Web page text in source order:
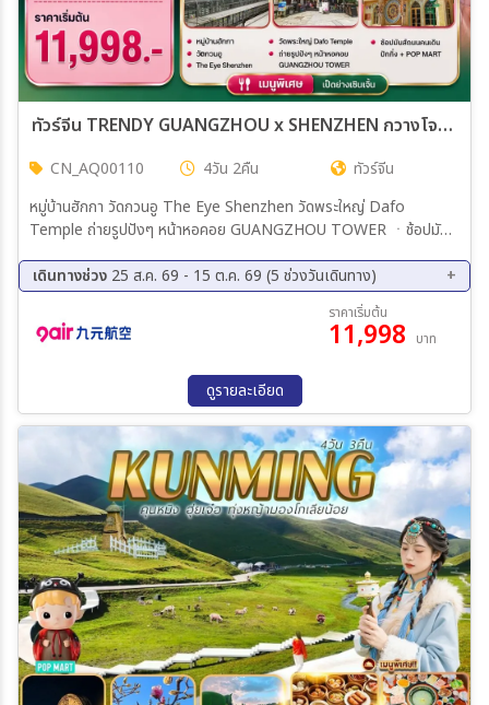
ทัวร์จีน TRENDY GUANGZHOU x SHENZHEN กวางโจว เซินเจิ้น 4วัน 2คืน (AQ)
CN_AQ00110 4วัน 2คืน
ทัวร์จีน
หมู่บ้านฮักกา วัดกวนอู The Eye Shenzhen วัดพระใหญ่ Dafo
Temple ถ่ายรูปปังๆ หน้าหอคอย GUANGZHOU TOWER ㆍช้อปมันส์
เดินทางช่วง 25 ส.ค. 69 - 15 ต.ค. 69 (5 ช่วงวันเดินทาง)
15 ก.ย. 69 - 18 ก.ย. 69
23 ก.ย. 69 - 26 ก.ย. 69
30 ก.ย. 69 - 03 ต.ค. 69
ราคาเริ่มต้น
11,998 บาท
ดูรายละเอียด